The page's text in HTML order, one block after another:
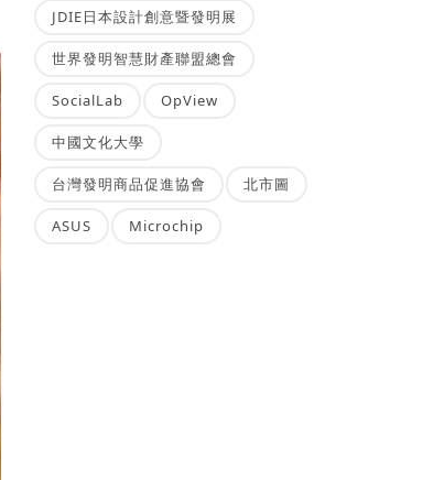
JDIE日本設計創意暨發明展
世界發明智慧財產聯盟總會
SocialLab OpView
中國文化大學
台灣發明商品促進協會 北市圖
ASUS Microchip